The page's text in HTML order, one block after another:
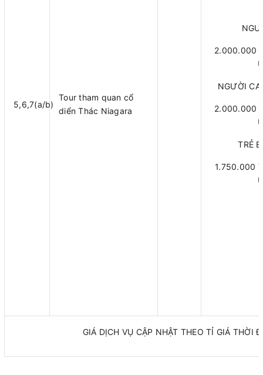
5,6,7(a/b)
Tour tham quan cổ
diển Thác Niagara
2.000.000
NGƯỜI
2.000.000
TRẺ
1.750.000
GIÁ DỊCH VỤ CẬP NHẬT THEO TỈ GIÁ THỜI